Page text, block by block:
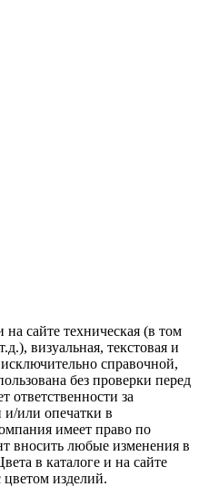
сайте техническая (в том
визуальная, текстовая и
справочной,
без проверки перед
ответственности за
или опечатки в
имеет право по
вносить любые изменения в
в каталоге и на сайте
цветом изделий.